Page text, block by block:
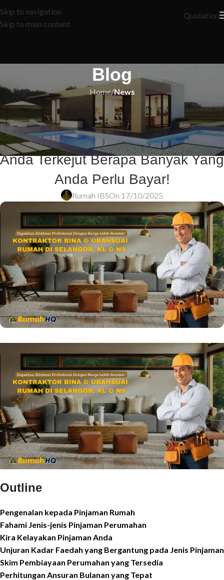
Skip to navigation
Skip to main content
Quotation
Blog
Home/News
NEWS
7 Langkah Mudah Kira Pinjaman
Rumah yang Ramai Tak Tahu –
Anda Terkejut Berapa Banyak Yang
Anda Perlu Bayar!
Rumah IBSOn 17/10/2025
Outline
Pengenalan kepada Pinjaman Rumah
Fahami Jenis-jenis Pinjaman Perumahan
Kira Kelayakan Pinjaman Anda
Unjuran Kadar Faedah yang Bergantung pada Jenis Pinjaman
Skim Pembiayaan Perumahan yang Tersedia
Perhitungan Ansuran Bulanan yang Tepat